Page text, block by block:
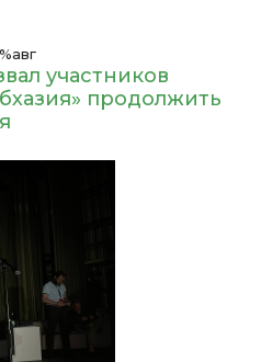
участников
продолжить